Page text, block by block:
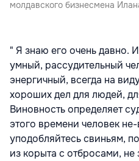
молдавского бизнесмена
" Я знаю его очень давно.
умный, рассудительный
энергичный, всегда на
хороших дел для людей,
Виновность определяет
этого времени человек
уподобляйтесь свиньям,
из корыта с отбросами, не